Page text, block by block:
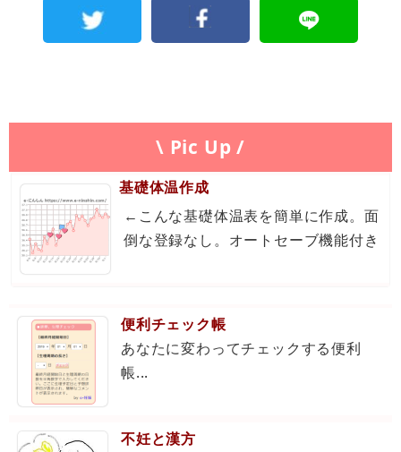
\ Pic Up /
基礎体温作成
←こんな基礎体温表を簡単に作成。面
倒な登録なし。オートセーブ機能付き
便利チェック帳
あなたに変わってチェックする便利
帳...
不妊と漢方